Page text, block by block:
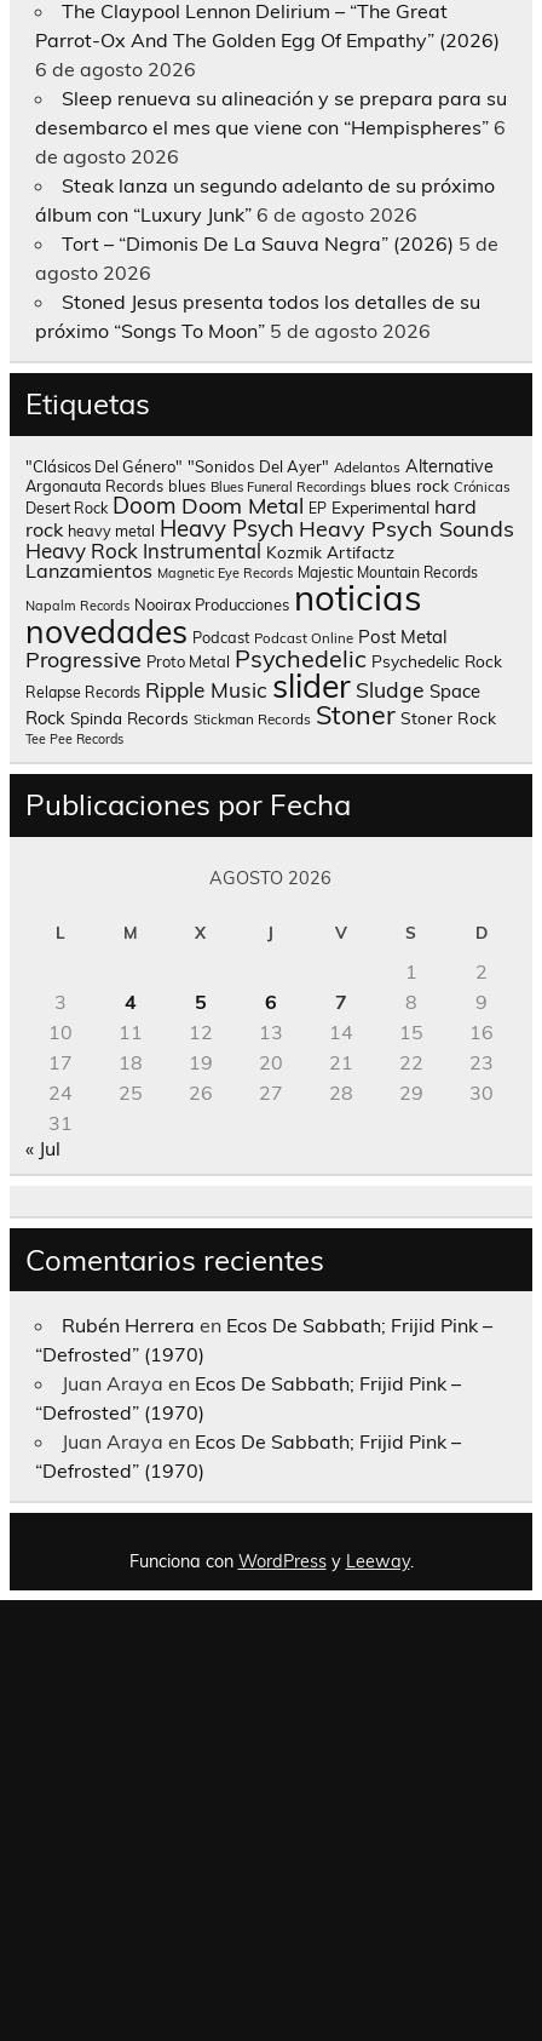
The Claypool Lennon Delirium – “The Great
Parrot-Ox And The Golden Egg Of Empathy” (2026)
6 de agosto 2026
Sleep renueva su alineación y se prepara para su
desembarco el mes que viene con “Hempispheres” 6
de agosto 2026
Steak lanza un segundo adelanto de su próximo
álbum con “Luxury Junk” 6 de agosto 2026
Tort – “Dimonis De La Sauva Negra” (2026) 5 de
agosto 2026
Stoned Jesus presenta todos los detalles de su
próximo “Songs To Moon” 5 de agosto 2026
Etiquetas
"Clásicos Del Género" "Sonidos Del Ayer" Adelantos Alternative
Argonauta Records blues Blues Funeral Recordings blues rock Crónicas
Desert Rock Doom Doom Metal EP Experimental hard
rock heavy metal Heavy Psych Heavy Psych Sounds
Heavy Rock Instrumental Kozmik Artifactz
Lanzamientos Magnetic Eye Records Majestic Mountain Records
Napalm Records Nooirax Producciones noticias
novedades Podcast Podcast Online Post Metal
Progressive Proto Metal Psychedelic Psychedelic Rock
Relapse Records Ripple Music slider Sludge Space
Rock Spinda Records Stickman Records Stoner Stoner Rock
Tee Pee Records
Publicaciones por Fecha
AGOSTO 2026
L M X J V S D
1
2
3
4 5 6 7 8
9
10
11 12 13 14 15
16
17
18 19 20 21 22
23
24
25 26 27 28 29
30
31
« Jul
Comentarios recientes
Rubén Herrera en Ecos De Sabbath; Frijid Pink –
“Defrosted” (1970)
Juan Araya en Ecos De Sabbath; Frijid Pink –
“Defrosted” (1970)
Juan Araya en Ecos De Sabbath; Frijid Pink –
“Defrosted” (1970)
Funciona con WordPressy Leeway.